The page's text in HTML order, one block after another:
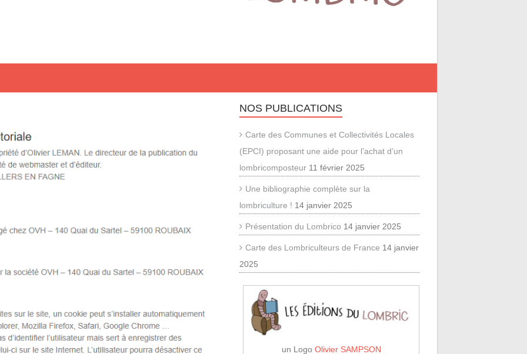
NOS PUBLICATIONS
Carte des Communes et Collectivités Locales
(EPCI) proposant une aide pour l’achat d’un
lombricomposteur 11 février 2025
Une bibliographie complète sur la
lombriculture ! 14 janvier 2025
Présentation du Lombrico 14 janvier 2025
Carte des Lombriculteurs de France 14 janvier
2025
un Logo Olivier SAMPSON